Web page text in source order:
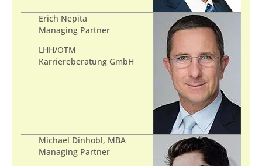
Erich Nepita
Managing Partner
LHH/OTM
Karriereberatung GmbH
Michael Dinhobl, MBA
Managing Partner